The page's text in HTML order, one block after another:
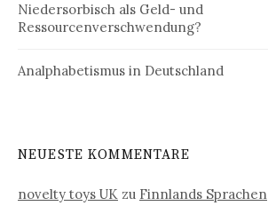
Niedersorbisch als Geld- und
Ressourcenverschwendung?
Analphabetismus in Deutschland
NEUESTE KOMMENTARE
novelty toys UK zu Finnlands Sprachen